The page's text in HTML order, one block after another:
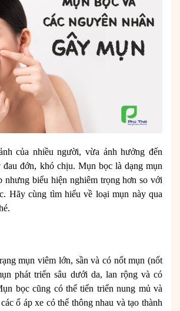
của nhiều người, vừa ảnh hưởng đến
đau đớn, khó chịu. Mụn bọc là dạng mụn
nhưng biểu hiện nghiêm trọng hơn so với
Hãy cùng tìm hiểu về loại mụn này qua
mụn viêm lớn, sần và có nốt mụn (nốt
phát triển sâu dưới da, lan rộng và có
bọc cũng có thể tiến triển nung mủ và
ổ áp xe có thể thông nhau và tạo thành